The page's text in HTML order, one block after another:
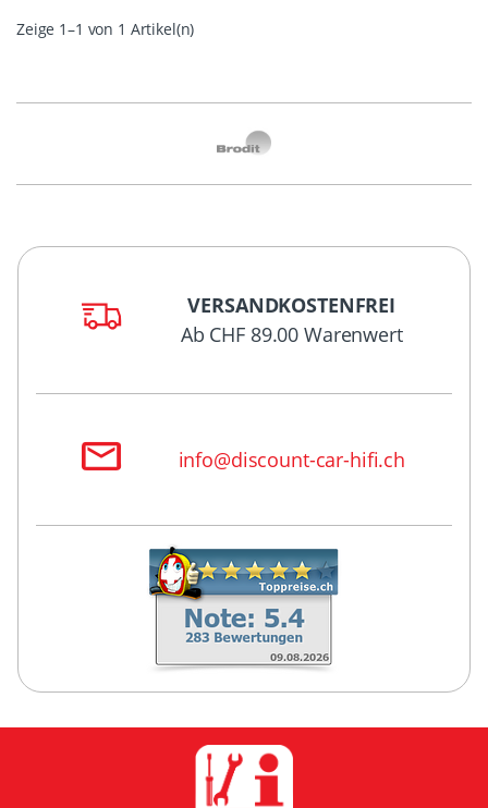
Zeige 1–1 von 1 Artikel(n)
VERSANDKOSTENFREI
Ab CHF 89.00 Warenwert
info@discount-car-hifi.ch